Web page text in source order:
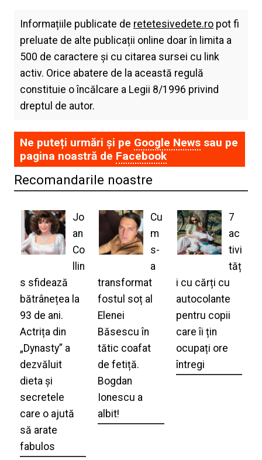
Informațiile publicate de retetesivedete.ropot fi
preluate de alte publicații online doar în limita a
500 de caractere și cu citarea sursei cu link
activ. Orice abatere de la această regulă
constituie o încălcare a Legii 8/1996 privind
dreptul de autor.
Ne puteți urmări și pe Google Newssau pe
pagina noastră de Facebook
Recomandarile noastre
Jo
an
Co
llin
s sfidează
bătrânețea la
93 de ani.
Actrița din
„Dynasty” a
dezvăluit
dieta și
secretele
care o ajută
să arate
fabulos
Cu
m
s-
a
transformat
fostul soț al
Elenei
Băsescu în
tătic coafat
de fetiță.
Bogdan
Ionescu a
albit!
7
ac
tivi
tăț
i cu cărți cu
autocolante
pentru copii
care îi țin
ocupați ore
întregi